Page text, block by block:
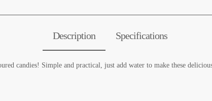
Description Specifications
candies! Simple and practical, just add water to make these